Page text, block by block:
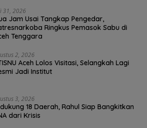
31, 2026
Jam Usai Tangkap Pengedar,
Ringkus Pemasok Sabu di
Tenggara
2, 2026
Aceh Lolos Visitasi, Selangkah Lagi
Jadi Institut
3, 2026
18 Daerah, Rahul Siap Bangkitkan
dari Krisis